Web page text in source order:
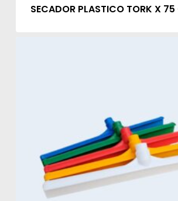
SECADOR PLASTICO TORK X